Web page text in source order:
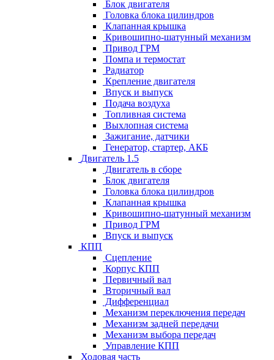
Блок двигателя
Головка блока цилиндров
Клапанная крышка
Кривошипно-шатунный механизм
Привод ГРМ
Помпа и термостат
Радиатор
Крепление двигателя
Впуск и выпуск
Подача воздуха
Топливная система
Выхлопная система
Зажигание, датчики
Генератор, стартер, АКБ
Двигатель 1.5
Двигатель в сборе
Блок двигателя
Головка блока цилиндров
Клапанная крышка
Кривошипно-шатунный механизм
Привод ГРМ
Впуск и выпуск
КПП
Сцепление
Корпус КПП
Первичный вал
Вторичный вал
Дифференциал
Механизм переключения передач
Механизм задней передачи
Механизм выбора передач
Управление КПП
Ходовая часть